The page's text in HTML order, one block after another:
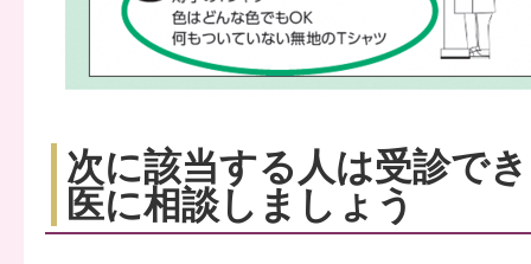
次に該当する人は受診で
医に相談しましょう